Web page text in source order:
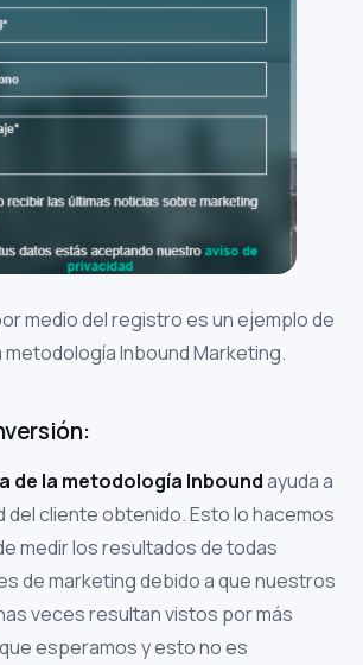
medio del registro es un ejemplo de
Inbound Marketing.
de la metodología Inboundayuda a
del cliente obtenido. Esto lo hacemos
medir los resultados de todas
de marketing debido a que nuestros
veces resultan vistos por más
esperamos y esto no es